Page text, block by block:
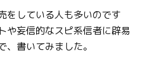
をしている人も多いのです
や妄信的なスピ系信者に辟易
、書いてみました。